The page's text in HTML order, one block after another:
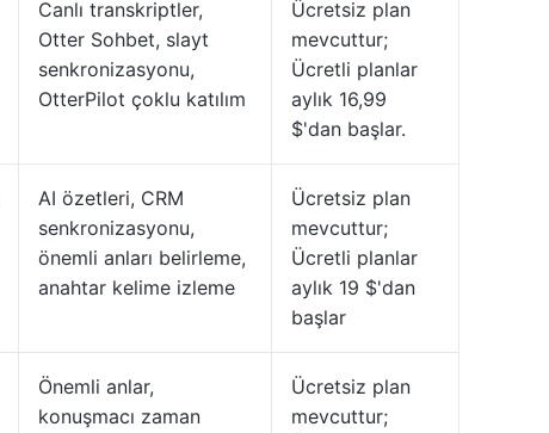
Canlı transkriptler,
Otter Sohbet, slayt
senkronizasyonu,
OtterPilot çoklu katılım
Ücretsiz plan
mevcuttur;
Ücretli planlar
aylık 16,99
$'dan başlar.
AI özetleri, CRM
senkronizasyonu,
önemli anları belirleme,
anahtar kelime izleme
Ücretsiz plan
mevcuttur;
Ücretli planlar
aylık 19 $'dan
başlar
Önemli anlar,
konuşmacı zaman
Ücretsiz plan
mevcuttur;